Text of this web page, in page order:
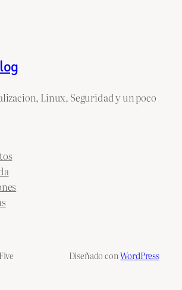
Linux, Seguridad y un poco
Diseñado conWordPress